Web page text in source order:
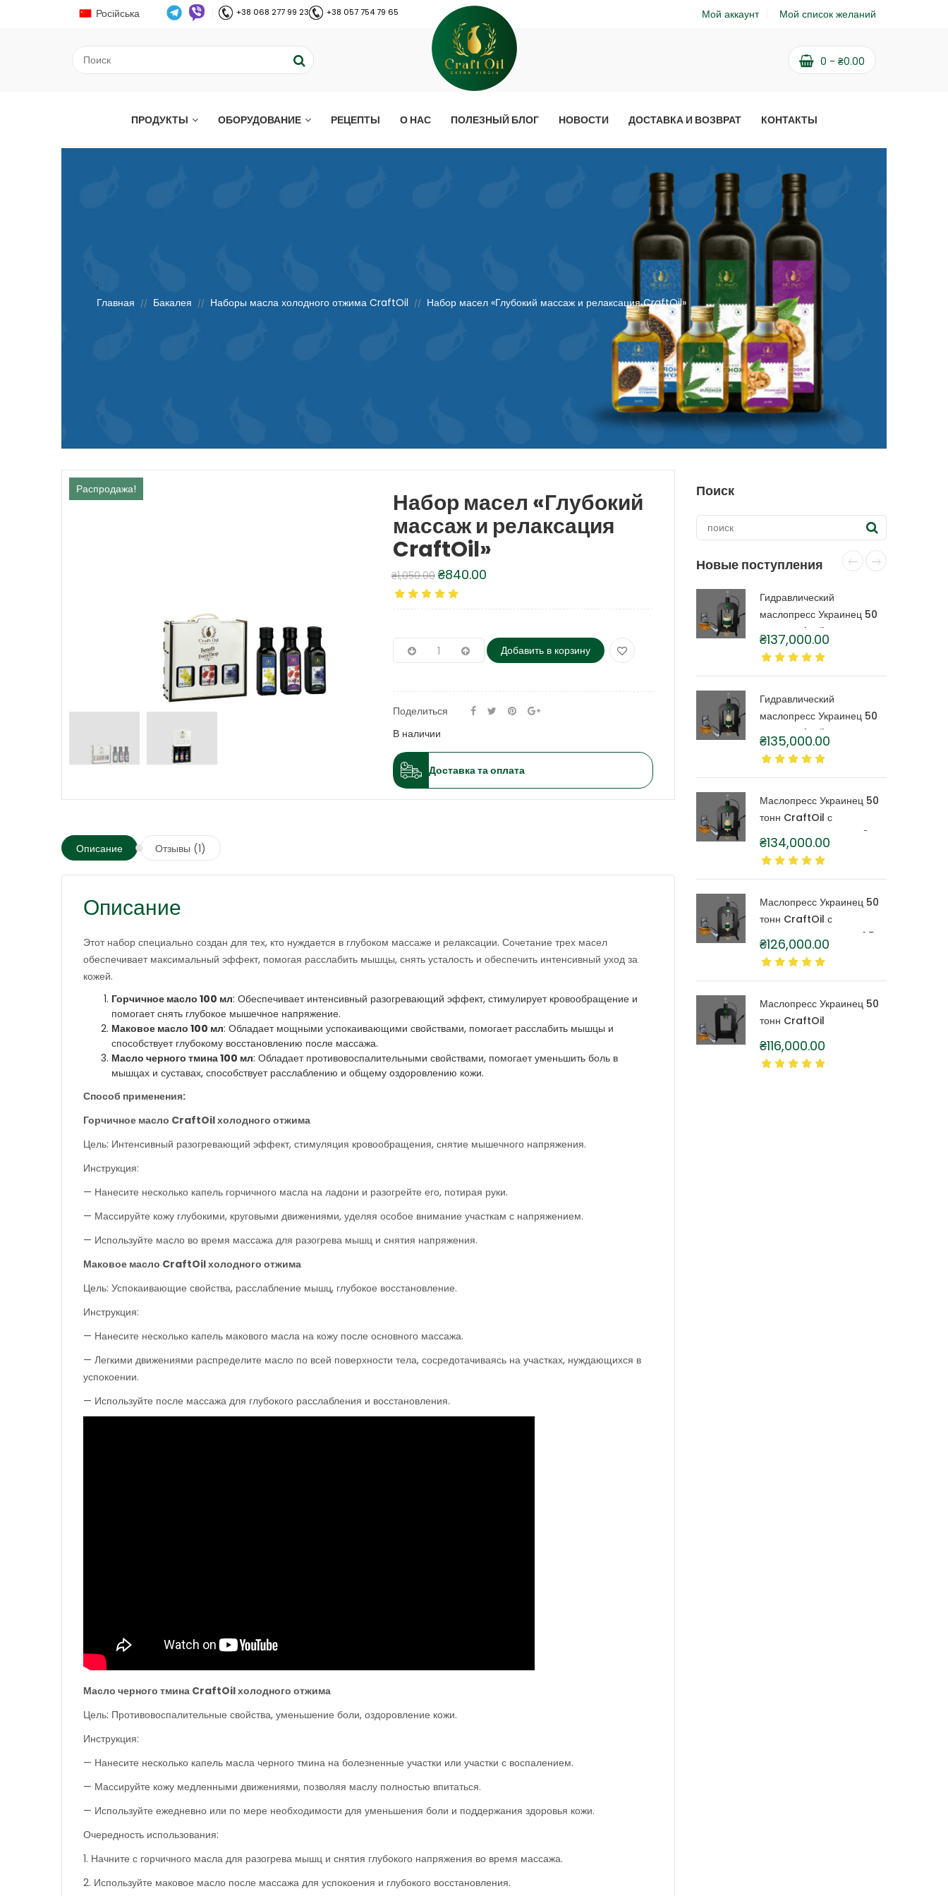
Російська +38 068 277 99 23 +38 057 754 79 65 Мой аккаунт Мой список желаний
0 - ₴0.00
ПРОДУКТЫ ОБОРУДОВАНИЕ РЕЦЕПТЫ О НАС ПОЛЕЗНЫЙ БЛОГ НОВОСТИ ДОСТАВКА И ВОЗВРАТ КОНТАКТЫ
;
Главная
// Бакалея // Наборы масла холодного отжима CraftOil // Набор масел «Глубокий массаж и релаксация CraftOil»
Распродажа! Набор масел «Глубокий
массаж и релаксация
CraftOil»
₴1,050.00
Первоначальная
цена
₴1,050.00.
₴840.00
Текущая
цена:
Добавить в корзину
Поделиться
В наличии
Доставка та оплата
Описание Отзывы (1)
Описание
Этот набор специально создан для тех, кто нуждается в глубоком массаже и релаксации. Сочетание трех масел
обеспечивает максимальный эффект, помогая расслабить мышцы, снять усталость и обеспечить интенсивный уход за
кожей.
Горчичное масло 100 мл: Обеспечивает интенсивный разогревающий эффект, стимулирует кровообращение и
помогает снять глубокое мышечное напряжение.
Маковое масло 100 мл: Обладает мощными успокаивающими свойствами, помогает расслабить мышцы и
способствует глубокому восстановлению после массажа.
Масло черного тмина 100 мл: Обладает противовоспалительными свойствами, помогает уменьшить боль в
мышцах и суставах, способствует расслаблению и общему оздоровлению кожи.
Способ применения:
Горчичное масло CraftOilхолодного отжима
Цель: Интенсивный разогревающий эффект, стимуляция кровообращения, снятие мышечного напряжения.
Инструкция:
— Нанесите несколько капель горчичного масла на ладони и разогрейте его, потирая руки.
— Массируйте кожу глубокими, круговыми движениями, уделяя особое внимание участкам с напряжением.
— Используйте масло во время массажа для разогрева мышц и снятия напряжения.
Маковое масло CraftOilхолодного отжима
Цель: Успокаивающие свойства, расслабление мышц, глубокое восстановление.
Инструкция:
— Нанесите несколько капель макового масла на кожу после основного массажа.
— Легкими движениями распределите масло по всей поверхности тела, сосредотачиваясь на участках, нуждающихся в
успокоении.
— Используйте после массажа для глубокого расслабления и восстановления.
Масло черного тмина CraftOilхолодного отжима
Цель: Противовоспалительные свойства, уменьшение боли, оздоровление кожи.
Инструкция:
— Нанесите несколько капель масла черного тмина на болезненные участки или участки с воспалением.
— Массируйте кожу медленными движениями, позволяя маслу полностью впитаться.
— Используйте ежедневно или по мере необходимости для уменьшения боли и поддержания здоровья кожи.
Очередность использования:
1. Начните с горчичного масла для разогрева мышц и снятия глубокого напряжения во время массажа.
2. Используйте маковое масло после массажа для успокоения и глубокого восстановления.
Поиск
Новые поступления
Гидравлический
маслопресс Украинец 50
тонн CraftOil с
капролоновой бочкой 6
литров
₴137,000.00
Гидравлический
маслопресс Украинец 50
тонн CraftOil с
капролоновой бочкой 4
литра
₴135,000.00
Маслопресс Украинец 50
тонн CraftOil с
капролоновой бочкой 3
литра
₴134,000.00
Маслопресс Украинец 50
тонн CraftOil с
капролоновой бочкой 1,5
литра
₴126,000.00
Маслопресс Украинец 50
тонн CraftOil
₴116,000.00